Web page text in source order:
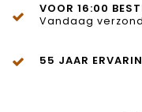
VOOR 16:00
Vandaag
55 JAAR